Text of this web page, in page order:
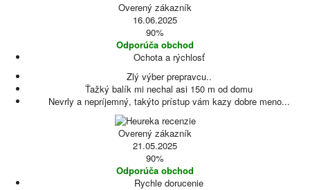
Overený zákazník
16.06.2025
90%
Odporúča obchod
Ochota a rýchlosť
Zlý výber prepravcu..
Ťažký balík mi nechal asi 150 m od domu
Nevrly a nepríjemný, takýto prístup vám kazy dobre meno...
Overený zákazník
21.05.2025
90%
Odporúča obchod
Rychle dorucenie